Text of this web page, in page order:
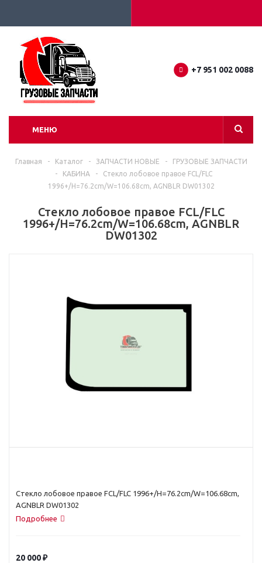
+7 951 002 0088
МЕНЮ
Главная - Каталог - ЗАПЧАСТИ НОВЫЕ -
ГРУЗОВЫЕ ЗАПЧАСТИ
-
КАБИНА -
Стекло лобовое правое FCL/FLC
1996+/H=76.2cm/W=106.68cm, AGNBLR DW01302
Стекло лобовое правое FCL/FLC
1996+/H=76.2cm/W=106.68cm, AGNBLR
DW01302
Стекло лобовое правое FCL/FLC 1996+/H=76.2cm/W=106.68cm,
AGNBLR DW01302
Подробнее
20 000₽